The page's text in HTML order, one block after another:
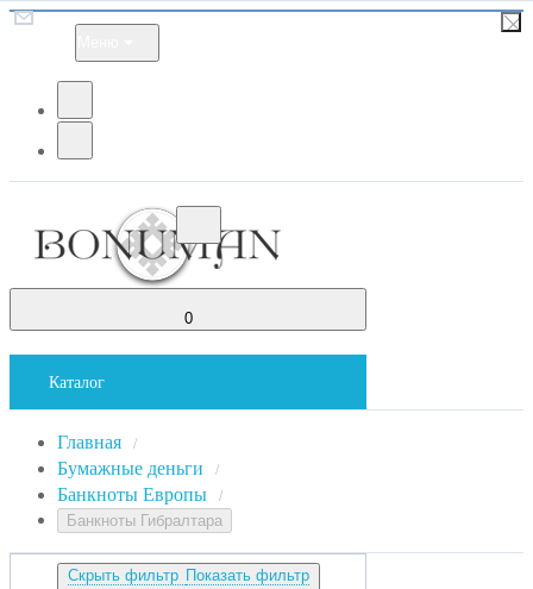
0
Каталог
Главная /
Бумажные деньги /
Банкноты Европы /
Банкноты Гибралтара
Скрыть фильтр Показать фильтр